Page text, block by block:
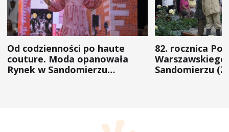
Od codzienności po haute
couture. Moda opanowała
Rynek w Sandomierzu
82. rocznica
Warszawskiego
Sandomierzu